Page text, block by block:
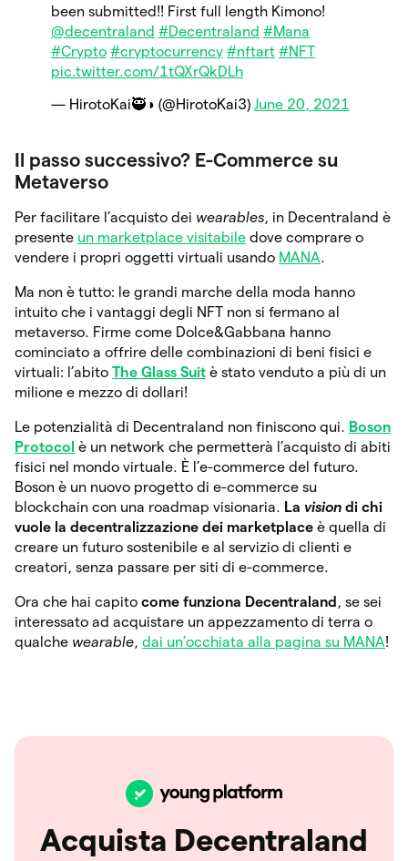
been submitted!! First full length Kimono!
@decentraland #Decentraland #Mana
#Crypto #cryptocurrency #nftart #NFT
pic.twitter.com/1tQXrQkDLh
— HirotoKai🥷◑ (@HirotoKai3) June 20, 2021
Il passo successivo? E-Commerce su
Metaverso
Per facilitare l’acquisto dei wearables, in Decentraland è
presente un marketplace visitabile dove comprare o
vendere i propri oggetti virtuali usando MANA.
Ma non è tutto: le grandi marche della moda hanno
intuito che i vantaggi degli NFT non si fermano al
metaverso. Firme come Dolce&Gabbana hanno
cominciato a offrire delle combinazioni di beni fisici e
virtuali: l’abito The Glass Suit è stato venduto a più di un
milione e mezzo di dollari!
Le potenzialità di Decentraland non finiscono qui. Boson
Protocol è un network che permetterà l’acquisto di abiti
fisici nel mondo virtuale. È l’e-commerce del futuro.
Boson è un nuovo progetto di e-commerce su
blockchain con una roadmap visionaria. La vision di chi
vuole la decentralizzazione dei marketplace è quella di
creare un futuro sostenibile e al servizio di clienti e
creatori, senza passare per siti di e-commerce.
Ora che hai capito come funziona Decentraland , se sei
interessato ad acquistare un appezzamento di terra o
qualche wearable, dai un’occhiata alla pagina su MANA!
Acquista Decentraland